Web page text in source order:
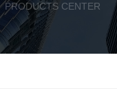
PRODUCTS CENTER